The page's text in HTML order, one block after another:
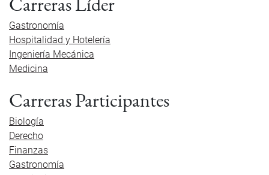
Gastronomía
Hospitalidad y Hotelería
Ingeniería Mecánica
Medicina
Carreras Participantes
Biología
Derecho
Finanzas
Gastronomía